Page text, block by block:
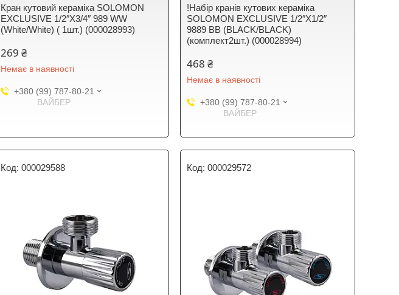
Кран кутовий кераміка SOLOMON
EXCLUSIVE 1/2″X3/4″ 989 WW
(White/White) ( 1шт.) (000028993)
269 ₴
Немає в наявності
+380 (99) 787-80-21
ВАЙБЕР
!Набір кранів кутових кераміка
SOLOMON EXCLUSIVE 1/2″X1/2″
9889 BB (BLACK/BLACK)
(комплект2шт.) (000028994)
468 ₴
Немає в наявності
+380 (99) 787-80-21
ВАЙБЕР
000029588 000029572